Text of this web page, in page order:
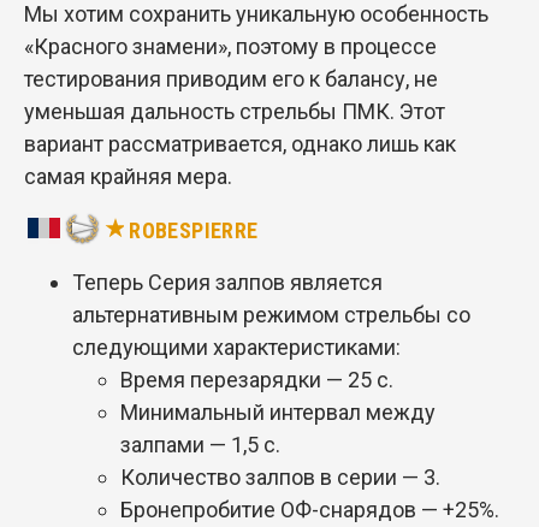
Мы хотим сохранить уникальную особенность
«Красного знамени», поэтому в процессе
тестирования приводим его к балансу, не
уменьшая дальность стрельбы ПМК. Этот
вариант рассматривается, однако лишь как
самая крайняя мера.
ROBESPIERRE
Теперь Серия залпов является
альтернативным режимом стрельбы со
следующими характеристиками:
Время перезарядки — 25 с.
Минимальный интервал между
залпами — 1,5 с.
Количество залпов в серии — 3.
Бронепробитие ОФ-снарядов — +25%.